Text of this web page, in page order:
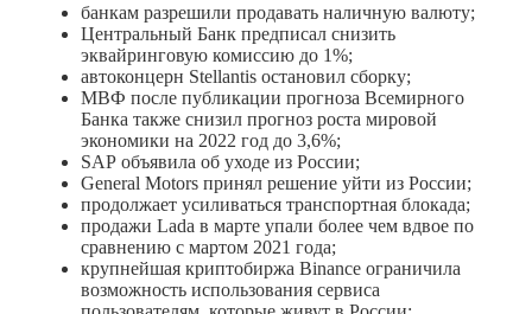
банкам разрешили продавать наличную валюту;
Центральный Банк предписал снизить
эквайринговую комиссию до 1%;
автоконцерн Stellantis остановил сборку;
МВФ после публикации прогноза Всемирного
Банка также снизил прогноз роста мировой
экономики на 2022 год до 3,6%;
SAP объявила об уходе из России;
General Motors принял решение уйти из России;
продолжает усиливаться транспортная блокада;
продажи Lada в марте упали более чем вдвое по
сравнению с мартом 2021 года;
крупнейшая криптобиржа Binance ограничила
возможность использования сервиса